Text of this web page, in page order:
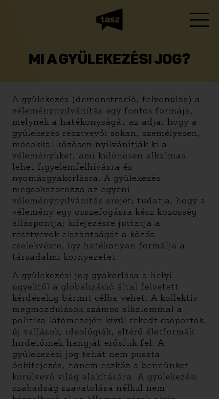
MI A GYÜLEKEZÉSI JOG?
A gyülekezés (demonstráció, felvonulás) a
véleménynyilvánítás egy fontos formája,
melynek a hatékonyságát az adja, hogy a
gyülekezés résztvevői sokan, személyesen,
másokkal közösen nyilvánítják ki a
véleményüket, ami különösen alkalmas
lehet figyelemfelhívásra és
nyomásgyakorlásra. A gyülekezés
megsokszorozza az egyéni
véleménynyilvánítás erejét; tudatja, hogy a
vélemény egy összefogásra kész közösség
álláspontja; kifejezésre juttatja a
résztvevők elszántságát a közös
cselekvésre, így hatékonyan formálja a
társadalmi környezetet.
A gyülekezési jog gyakorlása a helyi
ügyektől a globalizáció által felvetett
kérdésekig bármit célba vehet. A kollektív
megmozdulások számos alkalommal a
politika látómezején kívül rekedt csoportok,
új vallások, ideológiák, eltérő életformák
hirdetőinek hangját erősítik fel. A
gyülekezési jog tehát nem puszta
önkifejezés, hanem eszköz a bennünket
körülvevő világ alakítására. A gyülekezési
szabadság szavatolása nélkül nem